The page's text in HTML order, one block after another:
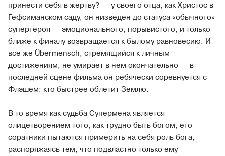
принести себя в жертву? — у своего отца, как Христос в
Гефсиманском саду, он низведен до статуса «обычного»
супергероя — эмоционального, порывистого, и только
ближе к финалу возвращается к былому равновесию. И
все же Übermensch, стремящийся к личным
достижениям, не умирает в нем окончательно — в
последней сцене фильма он ребячески соревнуется с
Флэшем: кто быстрее облетит Землю.
В то время как судьба Супермена является
олицетворением того, как трудно быть богом, его
соратники пытаются примерить на себя роль бога,
распоряжаясь тем, что подвластно только ему —